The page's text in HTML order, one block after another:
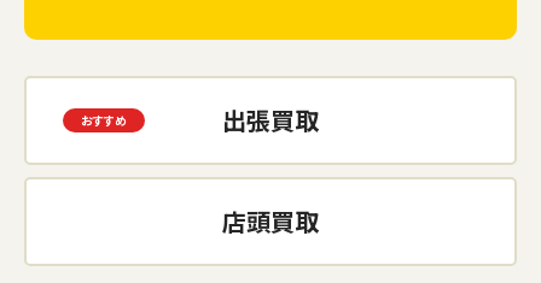
出張買取
店頭買取